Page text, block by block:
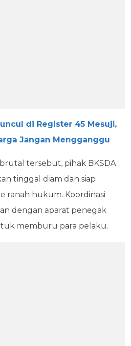
di Register 45 Mesuji,
Jangan Mengganggu
tersebut, pihak BKSDA
tinggal diam dan siap
ranah hukum. Koordinasi
dengan aparat penegak
memburu para pelaku.